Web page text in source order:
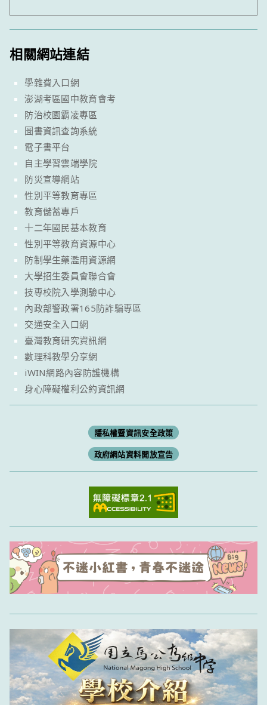
相關網站連結
學雜費入口網
澎湖考區國中教育會考
防治校園霸凌專區
圖書資訊查詢系統
電子書平台
自主學習雲端學院
防災宣導網站
性別平等教育專區
教育儲蓄專戶
十二年國民基本教育
性別平等教育資源中心
防制學生藥濫用資源網
大學招生委員會聯合會
技專校院入學測驗中心
內政部警政署165防詐騙專區
交通安全入口網
臺灣教育研究資訊網
數理科教學分享網
iWIN網路內容防護機構
身心障礙權利公約資訊網
隱私權暨資訊安全政策
政府網站資料開放宣告